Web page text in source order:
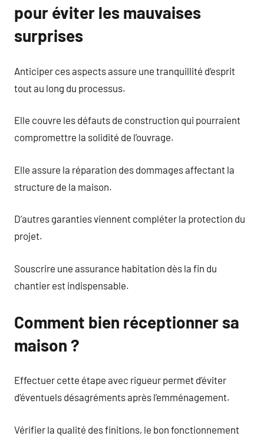
pour éviter les mauvaises
surprises
Anticiper ces aspects assure une tranquillité d’esprit
tout au long du processus.
Elle couvre les défauts de construction qui pourraient
compromettre la solidité de l’ouvrage.
Elle assure la réparation des dommages affectant la
structure de la maison.
D’autres garanties viennent compléter la protection du
projet.
Souscrire une assurance habitation dès la fin du
chantier est indispensable.
Comment bien réceptionner sa
maison ?
Effectuer cette étape avec rigueur permet d’éviter
d’éventuels désagréments après l’emménagement.
Vérifier la qualité des finitions, le bon fonctionnement